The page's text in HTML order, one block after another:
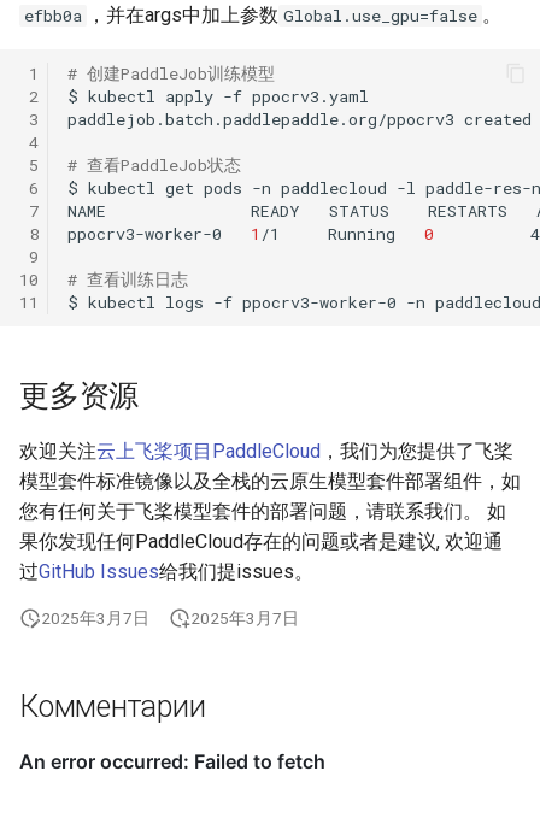
efbb0a
，并在args中加上参数 Global.use_gpu=false 。
1
2
3
4
5
6
7
8
9
10
11
# 创建PaddleJob训练模型
$ kubectl apply -f
paddlejob.batch.paddlepaddle.org/ppocrv3
# 查看PaddleJob状态
$ kubectl get pods -n paddlecloud -l
paddle-res-
NAME
READY STATUS
RESTARTS
ppocrv3-worker-0
1 /1 Running 0
# 查看训练日志
$ kubectl logs -f ppocrv3-worker-0 -n
更多资源
欢迎关注云上飞桨项目PaddleCloud ，我们为您提供了飞桨
模型套件标准镜像以及全栈的云原生模型套件部署组件，如
您有任何关于飞桨模型套件的部署问题，请联系我们。 如
果你发现任何PaddleCloud存在的问题或者是建议, 欢迎通
过GitHub Issues给我们提issues。
2025年3月7日 2025年3月7日
Комментарии